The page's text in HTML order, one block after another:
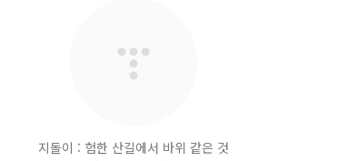
지돌이 : 험한 산길에서 바위 같은 것